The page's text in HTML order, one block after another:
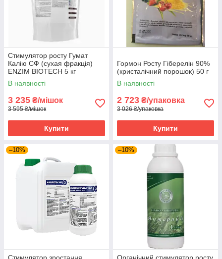
Стимулятор росту Гумат
Калію СФ (сухая фракція)
ENZIM BIOTECH 5 кг
В наявності
3 235 ₴/мішок
3 595 ₴/мішок
Купити
Гормон Росту Гіберелін 90%
(кристалічний порошок) 50 г
В наявності
2 723 ₴/упаковка
3 026 ₴/упаковка
Купити
–10% –10%